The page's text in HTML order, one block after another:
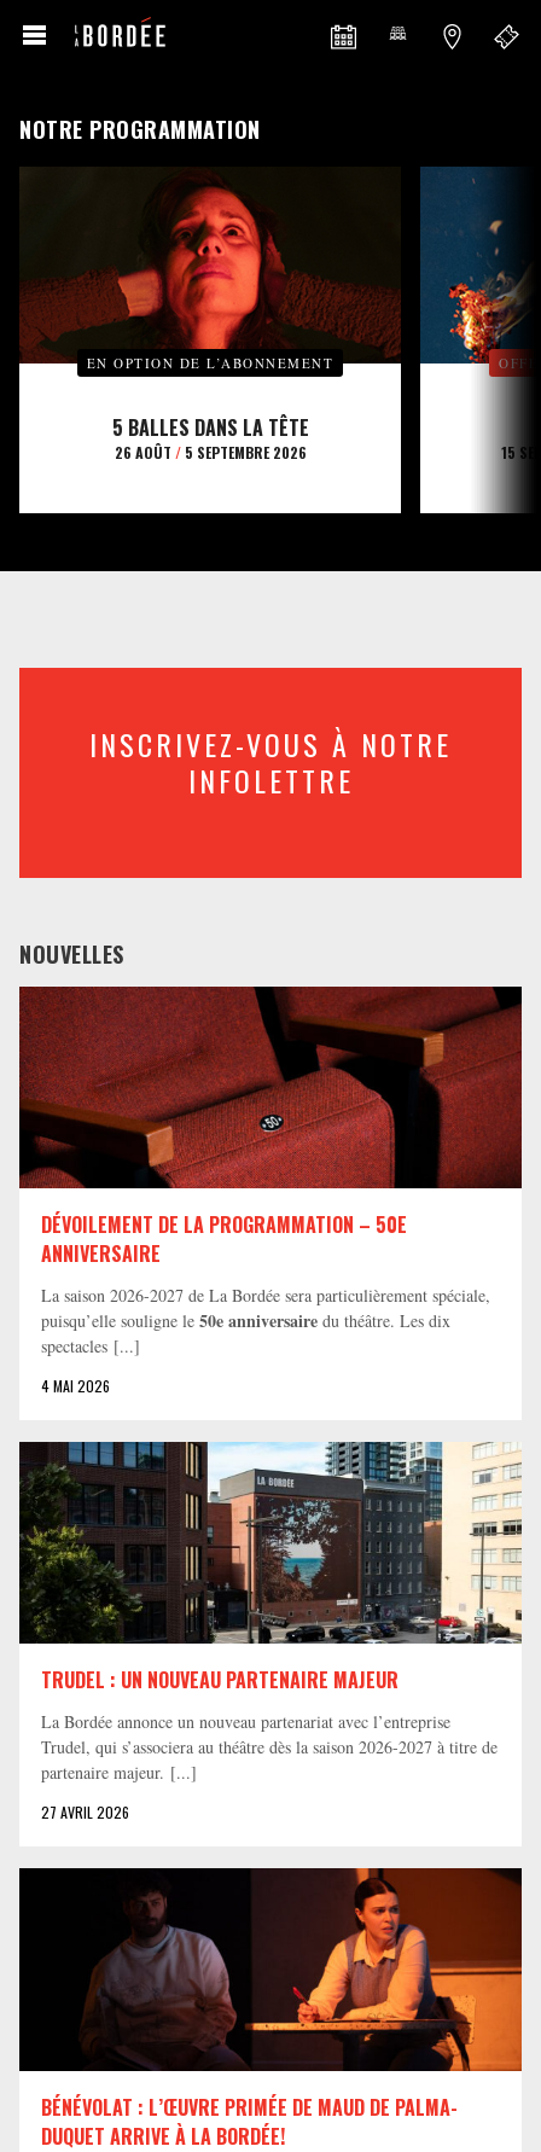
NOTRE PROGRAMMATION
EN OPTION DE L’ABONNEMENT
5 BALLES DANS LA TÊTE
26 AOÛT /5 SEPTEMBRE 2026 15
INSCRIVEZ-VOUS À NOTRE
INFOLETTRE
NOUVELLES
DÉVOILEMENT DE LA PROGRAMMATION – 50E
ANNIVERSAIRE
La saison 2026-2027 de La Bordée sera particulièrement spéciale,
puisqu’elle souligne le 50e anniversaire du théâtre. Les dix
spectacles [...]
4 MAI 2026
TRUDEL : UN NOUVEAU PARTENAIRE MAJEUR
La Bordée annonce un nouveau partenariat avec l’entreprise
Trudel, qui s’associera au théâtre dès la saison 2026-2027 à titre de
partenaire majeur. [...]
27 AVRIL 2026
BÉNÉVOLAT : L’ŒUVRE PRIMÉE DE MAUD DE PALMA-
DUQUET ARRIVE À LA BORDÉE!